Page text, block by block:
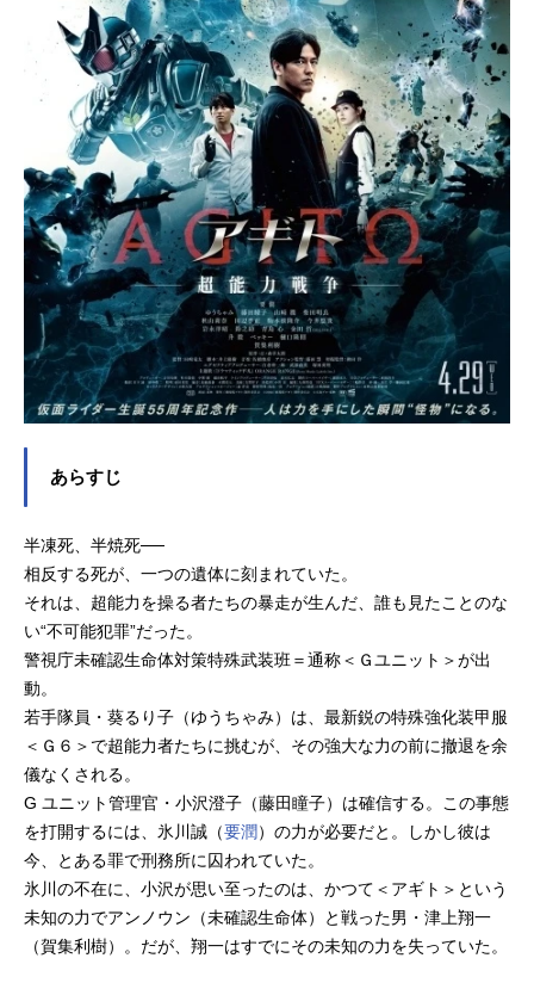
あらすじ
半凍死、半焼死──
相反する死が、一つの遺体に刻まれていた。
それは、超能力を操る者たちの暴走が生んだ、誰も見たことのな
い“不可能犯罪”だった。
警視庁未確認生命体対策特殊武装班＝通称＜Ｇユニット＞が出
動。
若手隊員・葵るり子（ゆうちゃみ）は、最新鋭の特殊強化装甲服
＜Ｇ６＞で超能力者たちに挑むが、その強大な力の前に撤退を余
儀なくされる。
G ユニット管理官・小沢澄子（藤田瞳子）は確信する。この事態
を打開するには、氷川誠（要潤）の力が必要だと。しかし彼は
今、とある罪で刑務所に囚われていた。
氷川の不在に、小沢が思い至ったのは、かつて＜アギト＞という
未知の力でアンノウン（未確認生命体）と戦った男・津上翔一
（賀集利樹）。だが、翔一はすでにその未知の力を失っていた。